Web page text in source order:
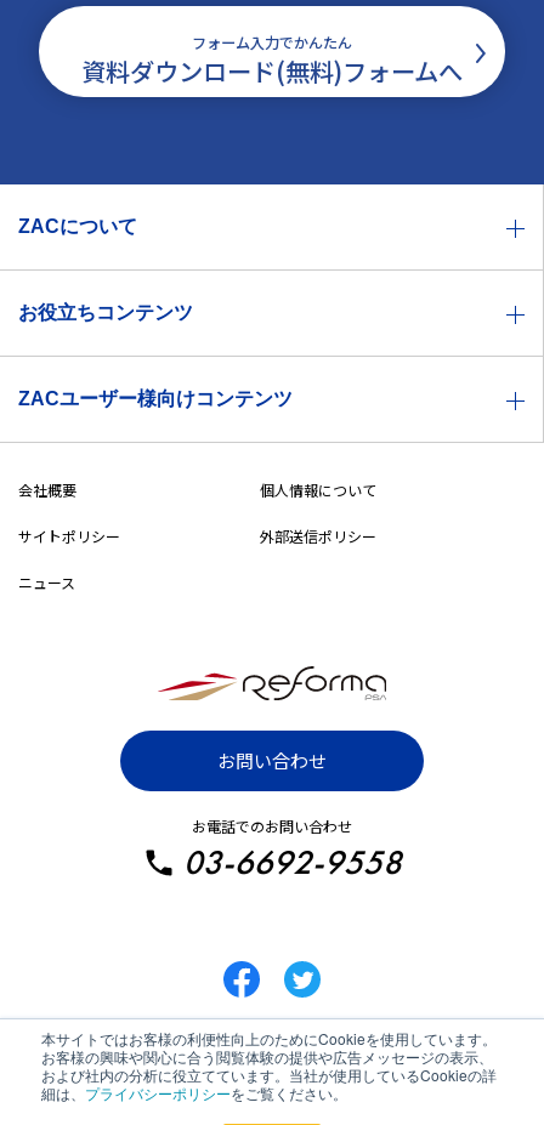
本サイトではお客様の利便性向上のためにCookieを使用しています。
お客様の興味や関心に合う閲覧体験の提供や広告メッセージの表示、
および社内の分析に役立てています。当社が使用しているCookieの詳
細は、 プライバシーポリシーをご覧ください。
フォーム入力でかんたん
資料ダウンロード(無料)フォームへ
ZACについて
お役立ちコンテンツ
ZACユーザー様向けコンテンツ
会社概要 個人情報について
サイトポリシー 外部送信ポリシー
ニュース
お問い合わせ
お電話でのお問い合わせ
03-6692-9558